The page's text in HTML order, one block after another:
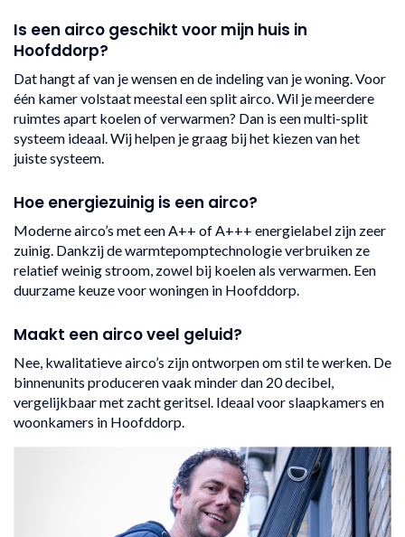
Is een airco geschikt voor mijn huis in
Hoofddorp?
Dat hangt af van je wensen en de indeling van je woning. Voor
één kamer volstaat meestal een split airco. Wil je meerdere
ruimtes apart koelen of verwarmen? Dan is een multi-split
systeem ideaal. Wij helpen je graag bij het kiezen van het
juiste systeem.
Hoe energiezuinig is een airco?
Moderne airco’s met een A++ of A+++ energielabel zijn zeer
zuinig. Dankzij de warmtepomptechnologie verbruiken ze
relatief weinig stroom, zowel bij koelen als verwarmen. Een
duurzame keuze voor woningen in Hoofddorp.
Maakt een airco veel geluid?
Nee, kwalitatieve airco’s zijn ontworpen om stil te werken. De
binnenunits produceren vaak minder dan 20 decibel,
vergelijkbaar met zacht geritsel. Ideaal voor slaapkamers en
woonkamers in Hoofddorp.